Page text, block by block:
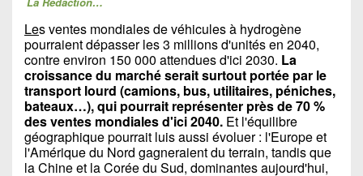
Les ventes mondiales de véhicules à hydrogène
pourraient dépasser les 3 millions d'unités en 2040,
contre environ 150 000 attendues d'ici 2030. La
croissance du marché serait surtout portée par le
transport lourd (camions, bus, utilitaires, péniches,
bateaux…), qui pourrait représenter près de 70 %
des ventes mondiales d'ici 2040. Et l'équilibre
géographique pourrait luis aussi évoluer : l'Europe et
l'Amérique du Nord gagneraient du terrain, tandis que
la Chine et la Corée du Sud, dominantes aujourd'hui,